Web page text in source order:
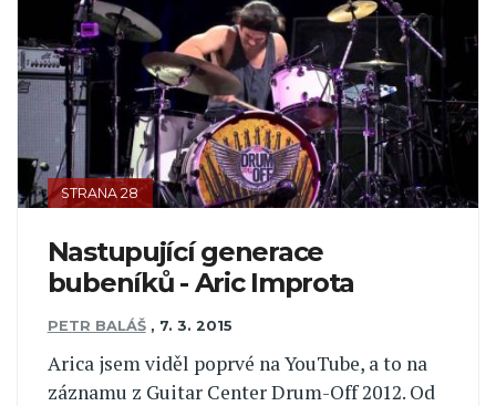
STRANA 28
Nastupující generace
bubeníků - Aric Improta
PETR BALÁŠ , 7. 3. 2015
Arica jsem viděl poprvé na YouTube, a to na
záznamu z Guitar Center Drum-Off 2012. Od